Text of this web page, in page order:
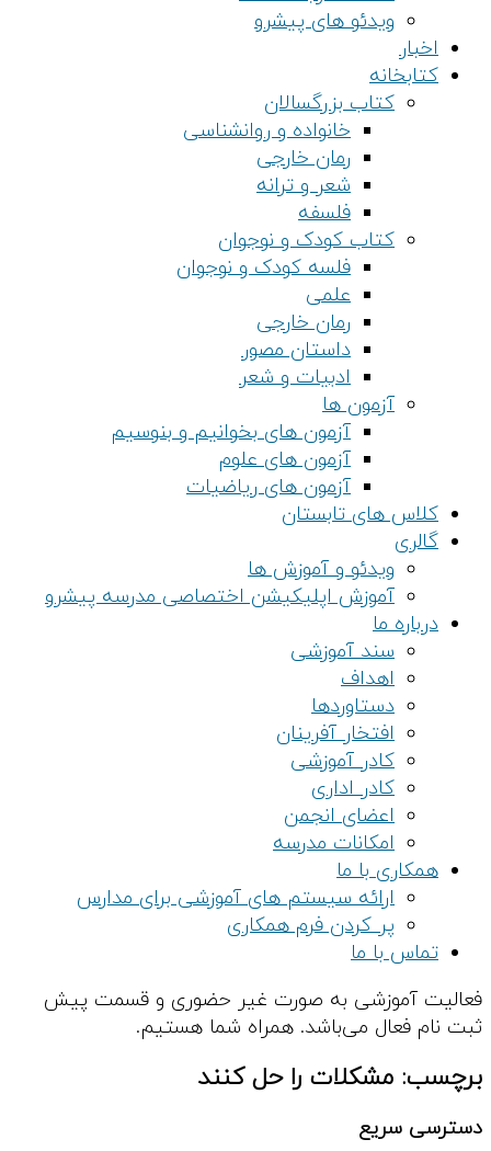
ویدئو های پیشرو
اخبار
کتابخانه
کتاب بزرگسالان
خانواده و روانشناسی
رمان خارجی
شعر و ترانه
فلسفه
کتاب کودک و نوجوان
فلسه کودک و نوجوان
علمی
رمان خارجی
داستان مصور
ادبیات و شعر
آزمون ها
آزمون های بخوانیم و بنوسیم
آزمون های علوم
آزمون های ریاضیات
کلاس های تابستان
گالری
ویدئو و آموزش ها
آموزش اپلیکیشن اختصاصی مدرسه پیشرو
درباره ما
سند آموزشی
اهداف
دستاوردها
افتخار آفرینان
کادر آموزشی
کادر اداری
اعضای انجمن
امکانات مدرسه
همکاری با ما
ارائه سیستم های آموزشی برای مدارس
پر کردن فرم همکاری
تماس با ما
فعالیت آموزشی به صورت غیر حضوری و قسمت پیش
ثبت نام فعال می‌باشد. همراه شما هستیم.
برچسب: مشکلات را حل کنند
دسترسی سریع